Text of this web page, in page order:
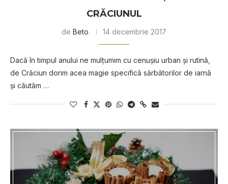
CRĂCIUNUL
de Beto 14 decembrie 2017
Dacă în timpul anului ne mulțumim cu cenușiu urban și rutină,
de Crăciun dorim acea magie specifică sărbătorilor de iarnă
și căutăm …